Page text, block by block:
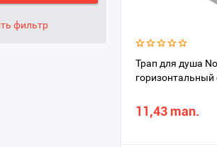
Трап для душа
горизонтальный
11,43 man.